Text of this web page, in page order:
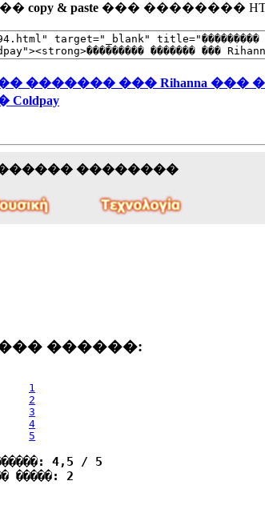
copy & paste��� ��������
������� ��� Rihanna ���
��������
������:
1
2
3
4
5
4,5 / 5
�����: 2